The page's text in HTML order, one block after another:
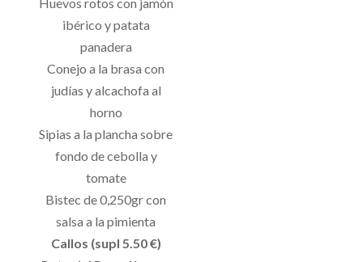
ibérico y patata
panadera
Conejo a la brasa con
judías y alcachofa al
horno
Sipias a la plancha sobre
fondo de cebolla y
tomate
Bistec de 0,250gr con
salsa a la pimienta
Callos (supl 5.50 €)